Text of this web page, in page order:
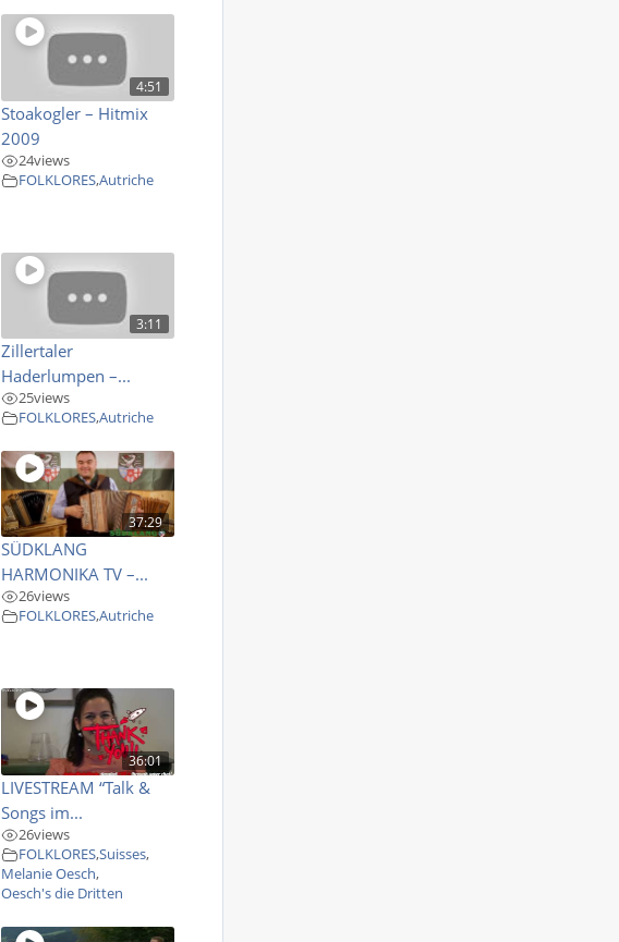
4:51
Stoakogler – Hitmix
2009
24views
FOLKLORES,Autriche
3:11
Zillertaler
Haderlumpen –...
25views
FOLKLORES,Autriche
37:29
SÜDKLANG
HARMONIKA TV –...
26views
FOLKLORES,Autriche
36:01
LIVESTREAM “Talk &
Songs im...
26views
FOLKLORES,Suisses,
Melanie Oesch,
Oesch's die Dritten